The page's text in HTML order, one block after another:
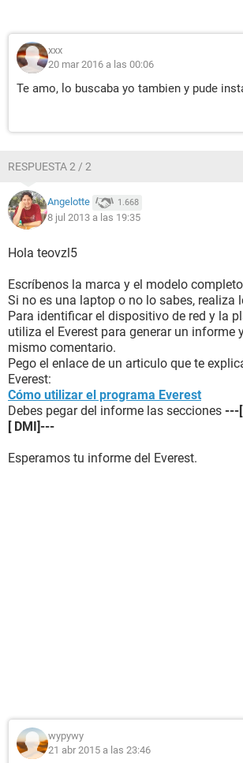
xxx
20 mar 2016 a las 00:06
Te amo, lo buscaba yo tambien y pude
RESPUESTA 2 / 2
Angelotte 1.668
8 jul 2013 a las 19:35
Hola teovzl5
Escríbenos la marca y el modelo
Si no es una laptop o no lo sabes, realiza
Para identificar el dispositivo de red y la
utiliza el Everest para generar un informe
mismo comentario.
Pego el enlace de un articulo que te
Everest:
Cómo utilizar el programa Everest
Debes pegar del informe las secciones ---
[ DMI]---
Esperamos tu informe del Everest.
wypywy
21 abr 2015 a las 23:46